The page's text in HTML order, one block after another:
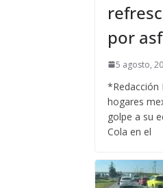
por
5 agosto,
*Redacción
hogares
golpe a su
Cola en el